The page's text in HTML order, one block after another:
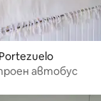
автобус